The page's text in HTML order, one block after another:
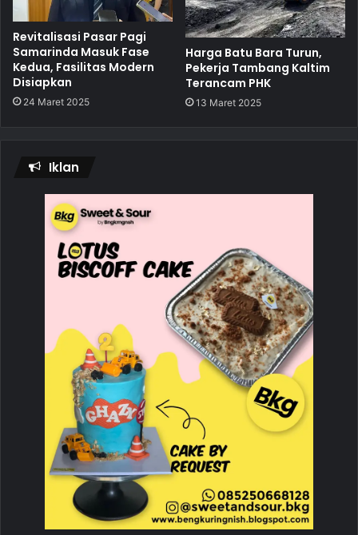
Revitalisasi Pasar Pagi
Samarinda Masuk Fase
Kedua, Fasilitas Modern
Disiapkan
24 Maret 2025
Harga Batu Bara Turun,
Pekerja Tambang Kaltim
Terancam PHK
13 Maret 2025
Iklan